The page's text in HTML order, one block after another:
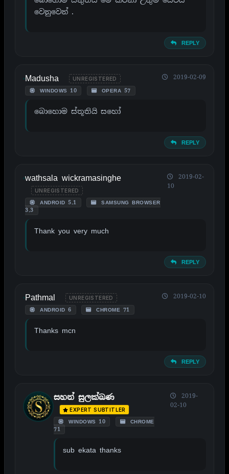
වෙනුවෙන් .
REPLY
Madusha UNREGISTERED
WINDOWS 10 OPERA 57
2019-02-09
බොහොම ස්තූතියි සහෝ
REPLY
wathsala wickramasinghe
UNREGISTERED
ANDROID 5.1
SAMSUNG BROWSER
3.3
2019-02-
10
Thank you very much
REPLY
Pathmal UNREGISTERED
ANDROID 6 CHROME 71
2019-02-10
Thanks mcn
REPLY
සහන් සුලක්ඛණ
EXPERT SUBTITLER
WINDOWS 10
CHROME
71
2019-
02-10
sub ekata thanks